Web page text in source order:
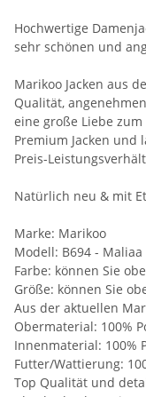
Hochwertige
sehr schönen und
Marikoo Jacken aus
Qualität,
eine große Liebe
Premium Jacken und
Preis-
Natürlich neu & mit
Marke: Marikoo
Modell: B694 - Maliaa
Farbe: können Sie
Größe: können Sie
Aus der aktuellen
Obermaterial: 100%
Innenmaterial: 100%
Futter/Wattierung:
Top Qualität und